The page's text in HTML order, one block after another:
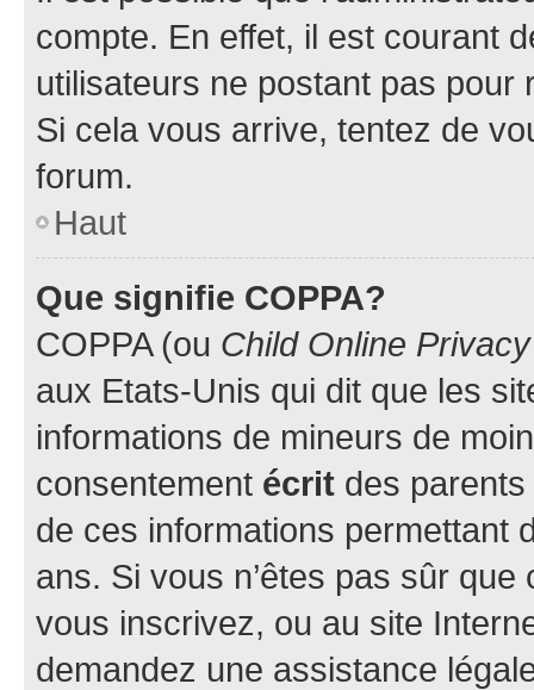
compte. En effet, il est courant
utilisateurs ne postant pas pour
Si cela vous arrive, tentez de
forum.
Haut
Que signifie COPPA?
COPPA (ou Child Online
aux Etats-Unis qui dit que les
informations de mineurs de
consentement écrit des parents
de ces informations permettant
ans. Si vous n’êtes pas sûr
vous inscrivez, ou au site
demandez une assistance